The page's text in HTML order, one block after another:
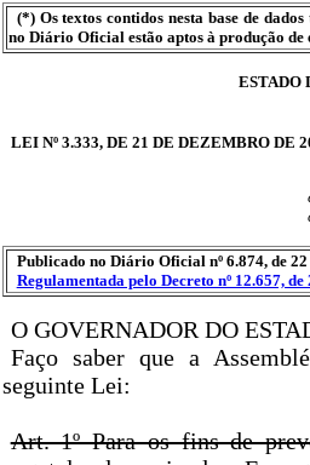
(*) Os textos contidos nesta base de
no Diário Oficial estão aptos à produção de
ESTADO
LEI Nº 3.333, DE 21 DE DEZEMBRO DE
Publicado no Diário Oficial nº 6.874, de 22
Regulamentada pelo Decreto nº 12.657,
O GOVERNADOR DO
Faço saber que a
seguinte Lei:
Art. 1º Para os fins de